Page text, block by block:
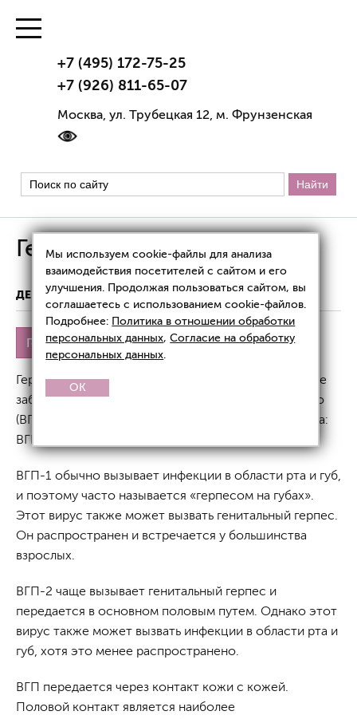
+7 (495) 172-75-25
+7 (926) 811-65-07
Москва, ул. Трубецкая 12, м. Фрунзенская
Герпес простой
ДЕРМАТОЛОГИЯ ГЕРПЕС ПРОСТОЙ
Герпес простой Генитальный Лечение
Герпес простой — это распространенное вирусное
заболевание, вызванное вирусом герпеса простого
(ВГП). Существуют два основных типа этого вируса:
ВГП-1 и ВГП-2.
ВГП-1 обычно вызывает инфекции в области рта и губ,
и поэтому часто называется «герпесом на губах».
Этот вирус также может вызвать генитальный герпес.
Он распространен и встречается у большинства
взрослых.
ВГП-2 чаще вызывает генитальный герпес и
передается в основном половым путем. Однако этот
вирус также может вызвать инфекции в области рта и
губ, хотя это менее распространено.
ВГП передается через контакт кожи с кожей.
Половой контакт является наиболее
Мы используем cookie-файлы для анализа
взаимодействия посетителей с сайтом и его
улучшения. Продолжая пользоваться сайтом, вы
соглашаетесь с использованием cookie-файлов.
Подробнее: Политика в отношении обработки
персональных данных,Согласие на обработку
персональных данных.
OK